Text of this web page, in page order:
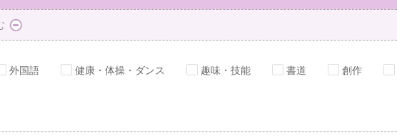
外国語 健康・体操・ダンス 趣味・技能 書道 創作